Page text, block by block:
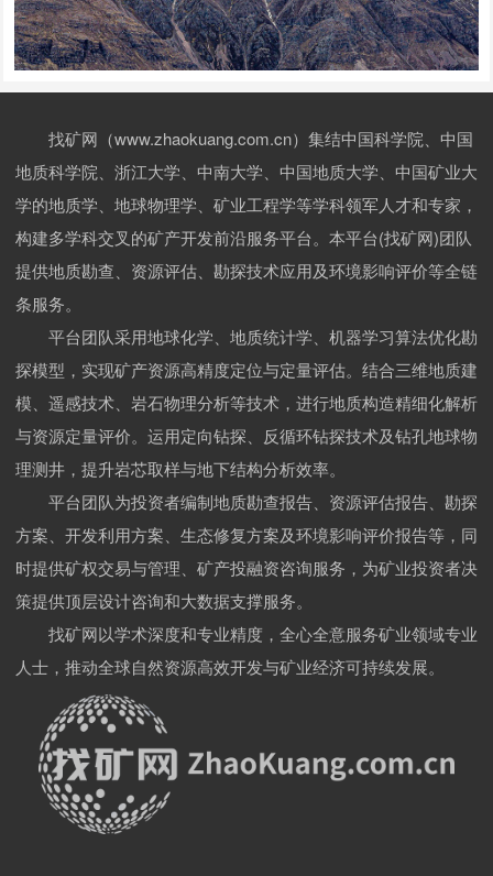
找矿网（www.zhaokuang.com.cn）集结中国科学院、中国
地质科学院、浙江大学、中南大学、中国地质大学、中国矿业大
学的地质学、地球物理学、矿业工程学等学科领军人才和专家，
构建多学科交叉的矿产开发前沿服务平台。本平台(找矿网)团队
提供地质勘查、资源评估、勘探技术应用及环境影响评价等全链
条服务。
平台团队采用地球化学、地质统计学、机器学习算法优化勘
探模型，实现矿产资源高精度定位与定量评估。结合三维地质建
模、遥感技术、岩石物理分析等技术，进行地质构造精细化解析
与资源定量评价。运用定向钻探、反循环钻探技术及钻孔地球物
理测井，提升岩芯取样与地下结构分析效率。
平台团队为投资者编制地质勘查报告、资源评估报告、勘探
方案、开发利用方案、生态修复方案及环境影响评价报告等，同
时提供矿权交易与管理、矿产投融资咨询服务，为矿业投资者决
策提供顶层设计咨询和大数据支撑服务。
找矿网以学术深度和专业精度，全心全意服务矿业领域专业
人士，推动全球自然资源高效开发与矿业经济可持续发展。